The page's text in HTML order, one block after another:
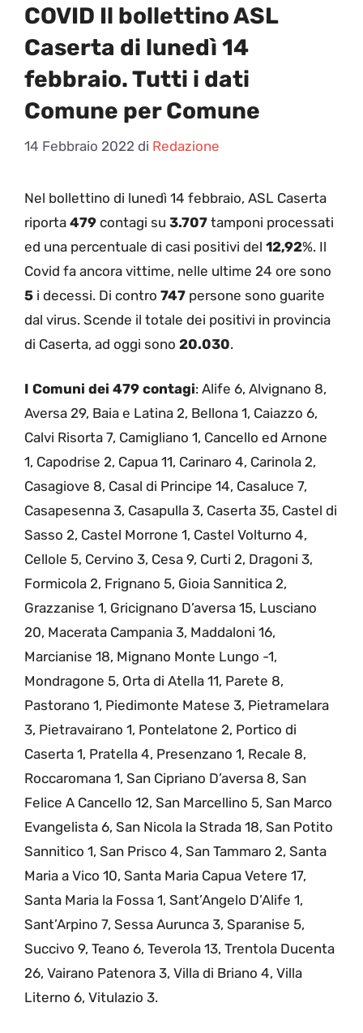
COVID Il bollettino ASL
Caserta di lunedì 14
febbraio. Tutti i dati
Comune per Comune
14 Febbraio 2022 di Redazione
Nel bollettino di lunedì 14 febbraio, ASL Caserta
riporta 479 contagi su 3.707 tamponi processati
ed una percentuale di casi positivi del 12,92%. Il
Covid fa ancora vittime, nelle ultime 24 ore sono
5 i decessi. Di contro 747 persone sono guarite
dal virus. Scende il totale dei positivi in provincia
di Caserta, ad oggi sono 20.030.
I Comuni dei 479 contagi: Alife 6, Alvignano 8,
Aversa 29, Baia e Latina 2, Bellona 1, Caiazzo 6,
Calvi Risorta 7, Camigliano 1, Cancello ed Arnone
1, Capodrise 2, Capua 11, Carinaro 4, Carinola 2,
Casagiove 8, Casal di Principe 14, Casaluce 7,
Casapesenna 3, Casapulla 3, Caserta 35, Castel di
Sasso 2, Castel Morrone 1, Castel Volturno 4,
Cellole 5, Cervino 3, Cesa 9, Curti 2, Dragoni 3,
Formicola 2, Frignano 5, Gioia Sannitica 2,
Grazzanise 1, Gricignano D’aversa 15, Lusciano
20, Macerata Campania 3, Maddaloni 16,
Marcianise 18, Mignano Monte Lungo -1,
Mondragone 5, Orta di Atella 11, Parete 8,
Pastorano 1, Piedimonte Matese 3, Pietramelara
3, Pietravairano 1, Pontelatone 2, Portico di
Caserta 1, Pratella 4, Presenzano 1, Recale 8,
Roccaromana 1, San Cipriano D’aversa 8, San
Felice A Cancello 12, San Marcellino 5, San Marco
Evangelista 6, San Nicola la Strada 18, San Potito
Sannitico 1, San Prisco 4, San Tammaro 2, Santa
Maria a Vico 10, Santa Maria Capua Vetere 17,
Santa Maria la Fossa 1, Sant’Angelo D’Alife 1,
Sant’Arpino 7, Sessa Aurunca 3, Sparanise 5,
Succivo 9, Teano 6, Teverola 13, Trentola Ducenta
26, Vairano Patenora 3, Villa di Briano 4, Villa
Literno 6, Vitulazio 3.